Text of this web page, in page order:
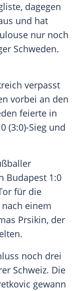
dagegen
und hat
nur noch
Schweden.
verpasst
vorbei an den
feierte in
(3:0)-Sieg und
Budapest 1:0
für die
einem
Prsikin, der
noch drei
Schweiz. Die
gewann